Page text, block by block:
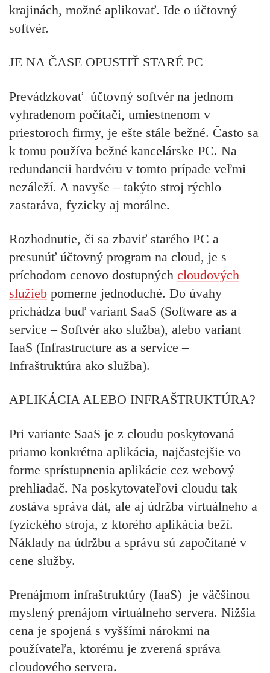
krajinách, možné aplikovať. Ide o účtovný
softvér.
JE NA ČASE OPUSTIŤ STARÉ PC
Prevádzkovať účtovný softvér na jednom
vyhradenom počítači, umiestnenom v
priestoroch firmy, je ešte stále bežné. Často sa
k tomu používa bežné kancelárske PC. Na
redundancii hardvéru v tomto prípade veľmi
nezáleží. A navyše – takýto stroj rýchlo
zastaráva, fyzicky aj morálne.
Rozhodnutie, či sa zbaviť starého PC a
presunúť účtovný program na cloud, je s
príchodom cenovo dostupných cloudových
služieb pomerne jednoduché. Do úvahy
prichádza buď variant SaaS (Software as a
service – Softvér ako služba), alebo variant
IaaS (Infrastructure as a service –
Infraštruktúra ako služba).
APLIKÁCIA ALEBO INFRAŠTRUKTÚRA?
Pri variante SaaS je z cloudu poskytovaná
priamo konkrétna aplikácia, najčastejšie vo
forme sprístupnenia aplikácie cez webový
prehliadač. Na poskytovateľovi cloudu tak
zostáva správa dát, ale aj údržba virtuálneho a
fyzického stroja, z ktorého aplikácia beží.
Náklady na údržbu a správu sú započítané v
cene služby.
Prenájmom infraštruktúry (IaaS) je väčšinou
myslený prenájom virtuálneho servera. Nižšia
cena je spojená s vyššími nárokmi na
používateľa, ktorému je zverená správa
cloudového servera.